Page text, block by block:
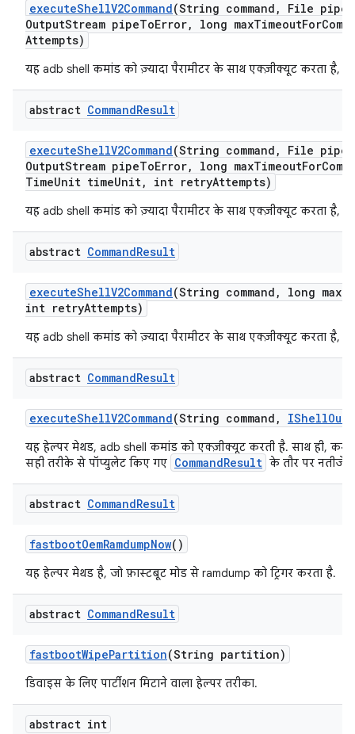
executeShellV2Command(String command , File pipe
OutputStream pipeToError, long maxTimeoutFor
Attempts)
यह adb shell कमांड को ज़्यादा पैरामीटर के साथ एक्ज़ीक्यूट करता है,
abstract CommandResult
executeShellV2Command(String command , File pipe
OutputStream pipeToError, long maxTimeoutFor
TimeUnit timeUnit, int retryAttempts)
यह adb shell कमांड को ज़्यादा पैरामीटर के साथ एक्ज़ीक्यूट करता है,
abstract CommandResult
executeShellV2Command(String command , long max
int retryAttempts)
यह adb shell कमांड को ज़्यादा पैरामीटर के साथ एक्ज़ीक्यूट करता है,
abstract CommandResult
executeShellV2Command(String command , IShell
यह हेल्पर मेथड, adb shell कमांड को एक्ज़ीक्यूट करती है. साथ ही,
सही तरीके से पॉप्युलेट किए गए CommandResult के तौर पर नतीजे
abstract CommandResult
fastbootOemRamdumpNow()
यह हेल्पर मेथड है, जो फ़ास्टबूट मोड से ramdump को ट्रिगर करता है.
abstract CommandResult
fastbootWipePartition(String partition)
डिवाइस के लिए पार्टीशन मिटाने वाला हेल्पर तरीका.
abstract int